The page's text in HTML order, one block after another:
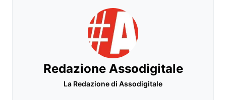
Redazione Assodigitale
La Redazione di Assodigitale